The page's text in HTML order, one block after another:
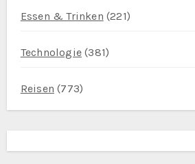
Essen & Trinken (221)
Technologie(381)
Reisen (773)